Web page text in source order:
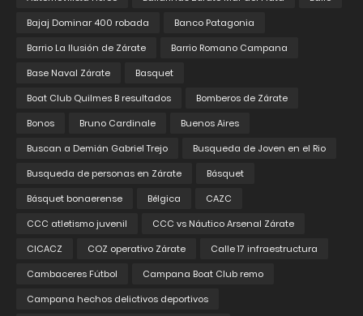
Bajaj Dominar 400 robada
Banco Patagonia
Barrio La Ilusión de Zárate
Barrio Romano Campana
Base Naval Zárate
Basquet
Boat Club Quilmes B resultados
Bomberos de Zárate
Bonos
Bruno Cardinale
Buenos Aires
Buscan a Demián Gabriel Trejo
Busqueda de Joven en el Rio
Busqueda de personas en Zárate
Básquet
Básquet bonaerense
Bélgica
CAZC
CCC atletismo juvenil
CCC vs Náutico Arsenal Zárate
CICACZ
COZ operativo Zárate
Calle 17 infraestructura
Cambaceres Fútbol
Campana Boat Club remo
Campana hechos delictivos deportivos